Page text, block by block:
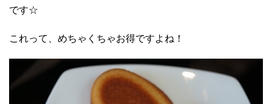
です☆
これって、めちゃくちゃお得ですよね！